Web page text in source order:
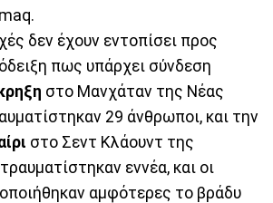
δεν έχουν εντοπίσει προς
πως υπάρχει σύνδεση
στo Μανχάταν της Νέας
29 άνθρωποι, και την
στο Σεντ Κλάουντ της
εννέα, και οι
αμφότερες το βράδυ